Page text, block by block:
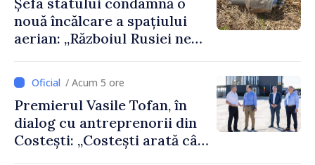
nouă încălcare a spațiului
aerian: „Războiul Rusiei ne
/ Acum 5 ore
Premierul Vasile Tofan, în
dialog cu antreprenorii din
Costești: „Costești arată cât